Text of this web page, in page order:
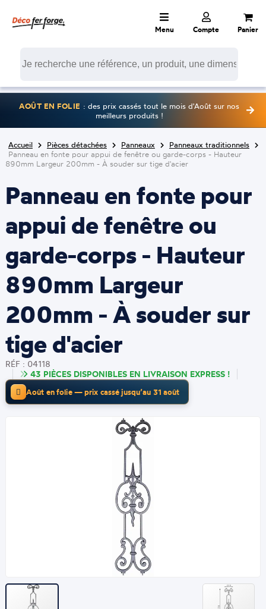
Menu Compte Panier
AOÛT EN FOLIE : des prix cassés tout le mois d'Août sur nos
meilleurs produits !
Accueil Pièces détachées Panneaux
Panneaux traditionnels
Panneau en fonte pour appui de fenêtre ou garde-corps - Hauteur
890mm Largeur 200mm - À souder sur tige d'acier
Panneau en fonte pour
appui de fenêtre ou
garde-corps - Hauteur
890mm Largeur
200mm - À souder sur
tige d'acier
RÉF : 04118
43 PIÈCES DISPONIBLES EN LIVRAISON EXPRESS !
Août en folie — prix cassé jusqu’au 31 août